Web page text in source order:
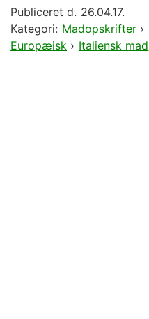
Publiceret d. 26.04.17.
Kategori: Madopskrifter ›
Europæisk › Italiensk mad